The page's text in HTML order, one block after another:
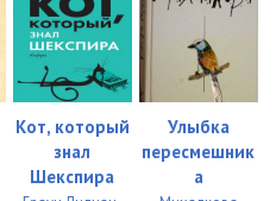
Кот, который
знал
Шекспира
Улыбка
пересмешник
а